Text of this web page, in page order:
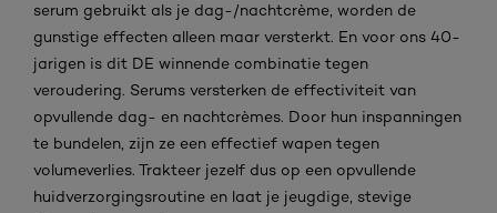
serum gebruikt als je dag-/nachtcrème, worden de
gunstige effecten alleen maar versterkt. En voor ons 40-
jarigen is dit DE winnende combinatie tegen
veroudering. Serums versterken de effectiviteit van
opvullende dag- en nachtcrèmes. Door hun inspanningen
te bundelen, zijn ze een effectief wapen tegen
volumeverlies. Trakteer jezelf dus op een opvullende
huidverzorgingsroutine en laat je jeugdige, stevige